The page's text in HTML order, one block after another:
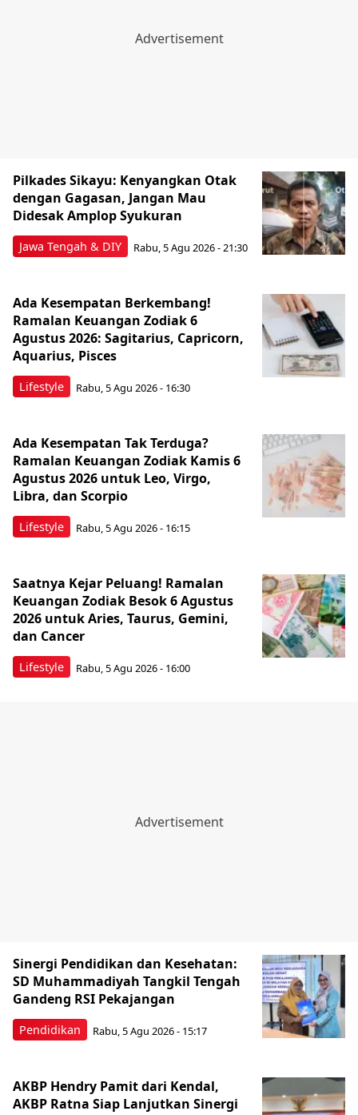
Jawa Tengah & DIY
Pilkades Sikayu: Kenyangkan Otak
dengan Gagasan, Jangan Mau
Didesak Amplop Syukuran
Rabu, 5 Agu 2026 - 21:30
Lifestyle
Ada Kesempatan Berkembang!
Ramalan Keuangan Zodiak 6
Agustus 2026: Sagitarius, Capricorn,
Aquarius, Pisces
Rabu, 5 Agu 2026 - 16:30
Lifestyle
Ada Kesempatan Tak Terduga?
Ramalan Keuangan Zodiak Kamis 6
Agustus 2026 untuk Leo, Virgo,
Libra, dan Scorpio
Rabu, 5 Agu 2026 - 16:15
Lifestyle
Saatnya Kejar Peluang! Ramalan
Keuangan Zodiak Besok 6 Agustus
2026 untuk Aries, Taurus, Gemini,
dan Cancer
Rabu, 5 Agu 2026 - 16:00
Pendidikan
Sinergi Pendidikan dan Kesehatan:
SD Muhammadiyah Tangkil Tengah
Gandeng RSI Pekajangan
Rabu, 5 Agu 2026 - 15:17
AKBP Hendry Pamit dari Kendal,
AKBP Ratna Siap Lanjutkan Sinergi